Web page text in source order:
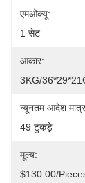
एमओक्यू:
1 सेट
आकार:
3KG/
न्यूनतम आदेश
49 टुकड़े
मूल्य:
$130.00/